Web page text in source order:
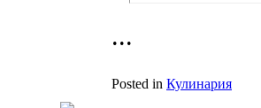
...
Posted in Кулинария